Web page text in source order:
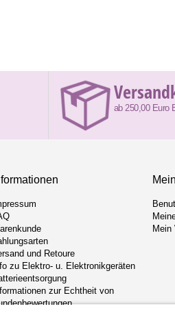
ab 250,00 Euro
und Retoure
zu Elektro- u. Elektronikgeräten
zur Echtheit von
Mein